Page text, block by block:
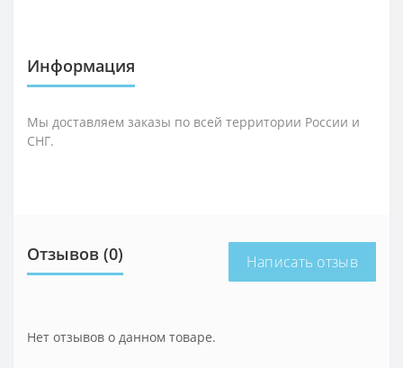
Информация
Мы доставляем заказы по всей территории России и
СНГ.
Отзывов (0) Написать отзыв
Нет отзывов о данном товаре.